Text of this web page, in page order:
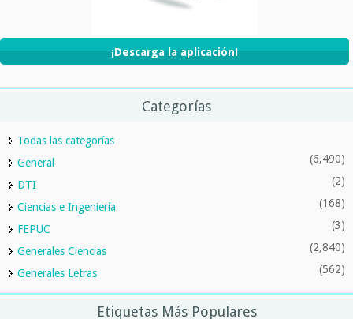
¡Descarga la aplicación!
Categorías
Todas las categorías
General
(6,490)
DTI (2)
Ciencias e Ingeniería (168)
FEPUC (3)
Generales Ciencias (2,840)
Generales Letras (562)
Etiquetas Más Populares